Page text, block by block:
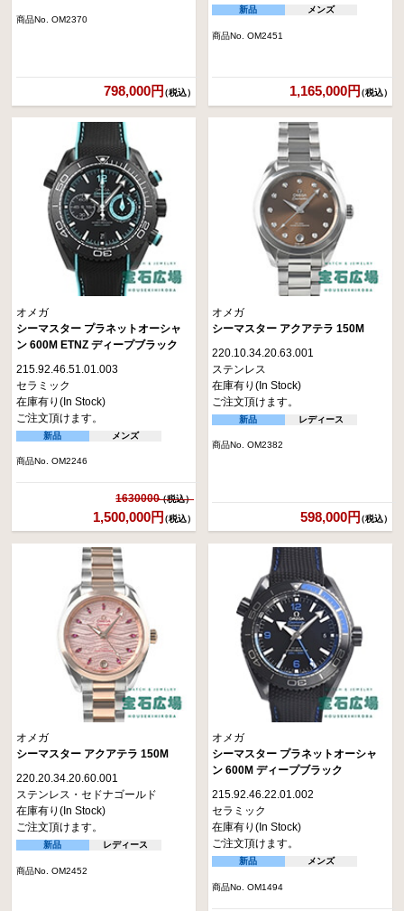
商品No. OM2370
798,000円（税込）
新品 メンズ
商品No. OM2451
1,165,000円（税込）
オメガ
シーマスター プラネットオーシャ
ン 600M ETNZ ディープブラック
215.92.46.51.01.003
セラミック
在庫有り(In Stock)
ご注文頂けます。
新品 メンズ
商品No. OM2246
1630000
1,500,000円（税込）
オメガ
シーマスター アクアテラ 150M
220.10.34.20.63.001
ステンレス
在庫有り(In Stock)
ご注文頂けます。
新品 レディース
商品No. OM2382
598,000円（税込）
オメガ
シーマスター アクアテラ 150M
220.20.34.20.60.001
ステンレス・セドナゴールド
在庫有り(In Stock)
ご注文頂けます。
新品 レディース
商品No. OM2452
オメガ
シーマスター プラネットオーシャ
ン 600M ディープブラック
215.92.46.22.01.002
セラミック
在庫有り(In Stock)
ご注文頂けます。
新品 メンズ
商品No. OM1494